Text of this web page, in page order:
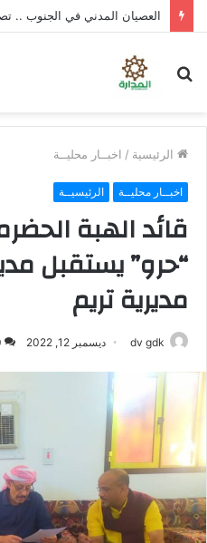
الرئيسية / اخبــار محليــة
اخبــار محليــة الرئيسيــة
قائد الهبة
“حرو” يستقبل
مديرية تريم
dv gdk ديسمبر 12, 2022